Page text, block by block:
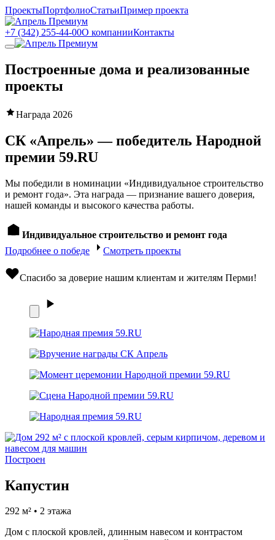
ПроектыПортфолиоСтатьиПример проекта
+7 (342) 255-44-00О компанииКонтакты
Построенные дома и реализованные
проекты
Награда 2026
СК «Апрель» — победитель Народной
премии 59.RU
Мы победили в номинации «Индивидуальное строительство
и ремонт года». Эта награда — признание вашего доверия,
нашей команды и высокого качества работы.
Индивидуальное строительство и ремонт года
Подробнее о победе
Смотреть проекты
Спасибо за доверие нашим клиентам и жителям Перми!
Построен
Капустин
292 м² • 2 этажа
Дом с плоской кровлей, длинным навесом и контрастом